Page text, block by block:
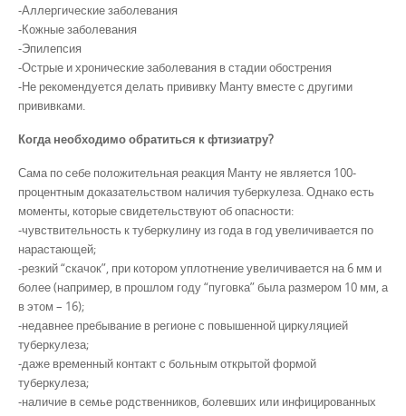
-Аллергические заболевания
-Кожные заболевания
-Эпилепсия
-Острые и хронические заболевания в стадии обострения
-Не рекомендуется делать прививку Манту вместе с другими
прививками.
Когда необходимо обратиться к фтизиатру?
Сама по себе положительная реакция Манту не является 100-
процентным доказательством наличия туберкулеза. Однако есть
моменты, которые свидетельствуют об опасности:
-чувствительность к туберкулину из года в год увеличивается по
нарастающей;
-резкий “скачок”, при котором уплотнение увеличивается на 6 мм и
более (например, в прошлом году “пуговка” была размером 10 мм, а
в этом – 16);
-недавнее пребывание в регионе с повышенной циркуляцией
туберкулеза;
-даже временный контакт с больным открытой формой
туберкулеза;
-наличие в семье родственников, болевших или инфицированных